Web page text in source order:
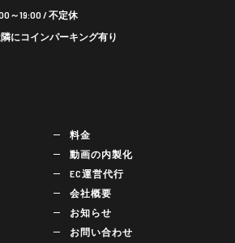
～19:00 / 不定休
にコインパーキング有り
料金
動画の内製化
EC運営代行
会社概要
お知らせ
お問い合わせ